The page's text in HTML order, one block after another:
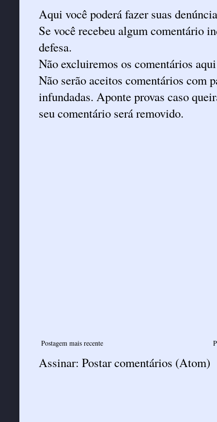
Aqui você poderá fazer suas
Se você recebeu algum comentário
defesa.
Não excluiremos os comentários
Não serão aceitos comentários com
infundadas. Aponte provas caso
seu comentário será removido.
Postagem mais recente
Assinar: Postar comentários (Atom)